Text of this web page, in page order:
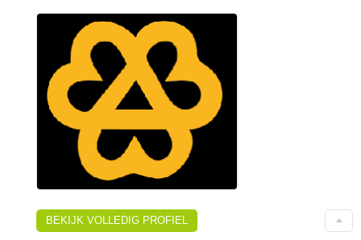
BEKIJK VOLLEDIG PROFIEL